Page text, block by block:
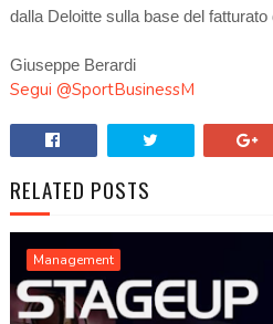
dalla Deloitte sulla base del
Giuseppe Berardi
Segui @SportBusinessM
RELATED POSTS
Management